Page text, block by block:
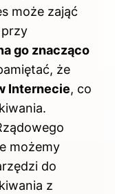
może zająć
go znacząco
że
Internecie, co
możemy
do
z